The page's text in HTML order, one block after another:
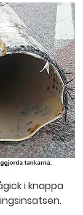
i knappa